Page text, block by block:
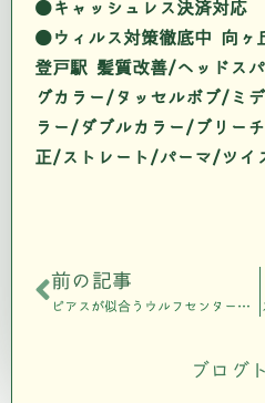
●キャッシュレス決済対応
●ウィルス対策徹底中 向ヶ
登戸駅 髪質改善/ヘッドス
グカラー/タッセルボブ/ミ
ラー/ダブルカラー/ブリー
正/ストレート/パーマ/ツイ
前の記事
ピアスが似合うウルフセンターパート/向ヶ丘遊園美容室808air
ブログ